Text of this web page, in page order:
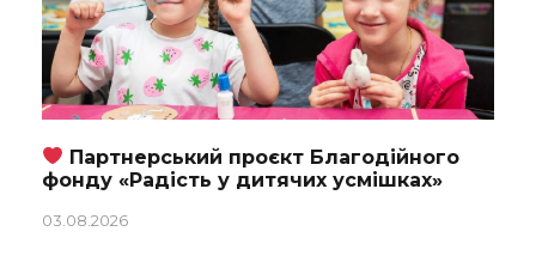
Партнерський проєкт Благодійного
фонду «Радість у дитячих усмішках»
03.08.2026